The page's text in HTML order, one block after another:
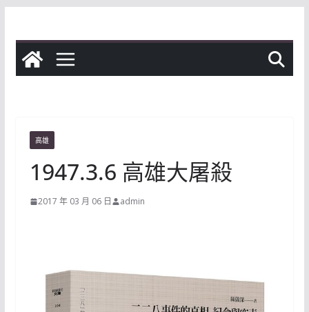
content
高雄
1947.3.6 高雄大屠殺
2017 年 03 月 06 日 admin